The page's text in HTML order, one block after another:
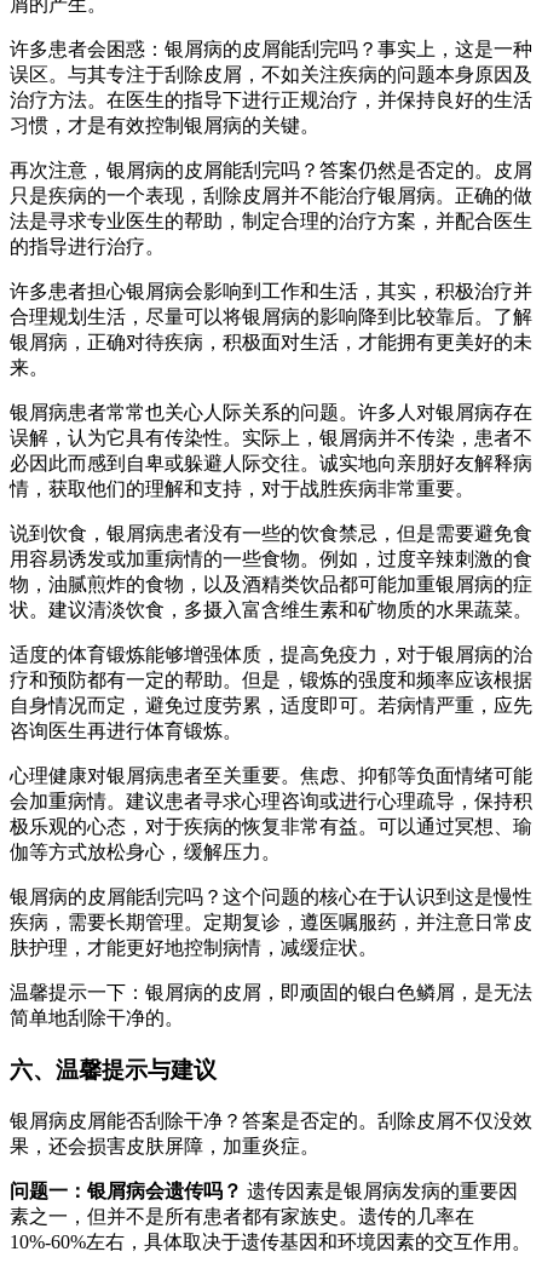
屑的产生。
许多患者会困惑：银屑病的皮屑能刮完吗？事实上，这是一种
误区。与其专注于刮除皮屑，不如关注疾病的问题本身原因及
治疗方法。在医生的指导下进行正规治疗，并保持良好的生活
习惯，才是有效控制银屑病的关键。
再次注意，银屑病的皮屑能刮完吗？答案仍然是否定的。皮屑
只是疾病的一个表现，刮除皮屑并不能治疗银屑病。正确的做
法是寻求专业医生的帮助，制定合理的治疗方案，并配合医生
的指导进行治疗。
许多患者担心银屑病会影响到工作和生活，其实，积极治疗并
合理规划生活，尽量可以将银屑病的影响降到比较靠后。了解
银屑病，正确对待疾病，积极面对生活，才能拥有更美好的未
来。
银屑病患者常常也关心人际关系的问题。许多人对银屑病存在
误解，认为它具有传染性。实际上，银屑病并不传染，患者不
必因此而感到自卑或躲避人际交往。诚实地向亲朋好友解释病
情，获取他们的理解和支持，对于战胜疾病非常重要。
说到饮食，银屑病患者没有一些的饮食禁忌，但是需要避免食
用容易诱发或加重病情的一些食物。例如，过度辛辣刺激的食
物，油腻煎炸的食物，以及酒精类饮品都可能加重银屑病的症
状。建议清淡饮食，多摄入富含维生素和矿物质的水果蔬菜。
适度的体育锻炼能够增强体质，提高免疫力，对于银屑病的治
疗和预防都有一定的帮助。但是，锻炼的强度和频率应该根据
自身情况而定，避免过度劳累，适度即可。若病情严重，应先
咨询医生再进行体育锻炼。
心理健康对银屑病患者至关重要。焦虑、抑郁等负面情绪可能
会加重病情。建议患者寻求心理咨询或进行心理疏导，保持积
极乐观的心态，对于疾病的恢复非常有益。可以通过冥想、瑜
伽等方式放松身心，缓解压力。
银屑病的皮屑能刮完吗？这个问题的核心在于认识到这是慢性
疾病，需要长期管理。定期复诊，遵医嘱服药，并注意日常皮
肤护理，才能更好地控制病情，减缓症状。
温馨提示一下：银屑病的皮屑，即顽固的银白色鳞屑，是无法
简单地刮除干净的。
六、温馨提示与建议
银屑病皮屑能否刮除干净？答案是否定的。刮除皮屑不仅没效
果，还会损害皮肤屏障，加重炎症。
问题一：银屑病会遗传吗？ 遗传因素是银屑病发病的重要因
素之一，但并不是所有患者都有家族史。遗传的几率在
10%-60%左右，具体取决于遗传基因和环境因素的交互作用。